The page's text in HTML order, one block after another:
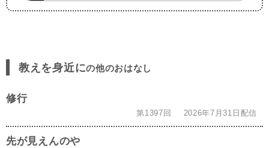
教えを身近にの他のおはなし
修行
第1397回 2026年7月31日配信
先が見えんのや